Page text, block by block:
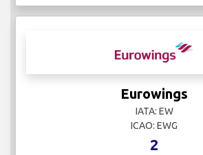
Eurowings
IATA: EW
ICAO: EWG
2